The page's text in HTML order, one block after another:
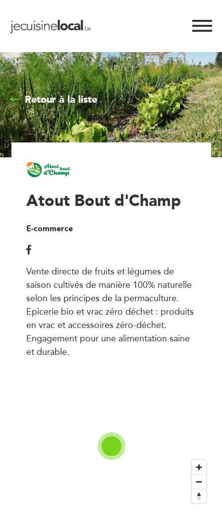
Retour à la liste
Atout Bout d'Champ
E-commerce
Vente directe de fruits et légumes de
saison cultivés de manière 100% naturelle
selon les principes de la permaculture.
Epicerie bio et vrac zéro déchet : produits
en vrac et accessoires zéro-déchet.
Engagement pour une alimentation saine
et durable.